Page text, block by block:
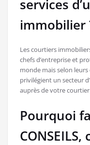
services
immobilier
Les courtiers
chefs d’entreprise et
monde mais selon
privilégient un secteur
auprès de votre
Pourquoi